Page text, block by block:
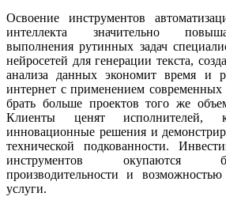
Освоение инструментов
интеллекта значительно
выполнения рутинных задач
нейросетей для генерации текста,
анализа данных экономит время и
интернет с применением современных
брать больше проектов того же
Клиенты ценят исполнителей,
инновационные решения и
технической подкованности.
инструментов окупаются
производительности и
услуги.